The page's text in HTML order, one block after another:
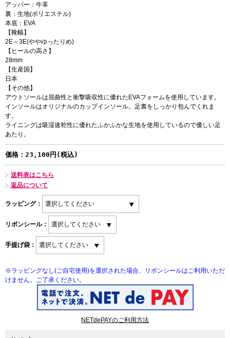
アッパー：牛革
裏：生地(ポリエステル)
本底：EVA
【靴幅】
2E～3E(ややゆったりめ)
【ヒールの高さ】
28mm
【生産国】
日本
【その他】
アウトソールは屈曲性と衝撃吸収性に優れたEVAフォームを使用しています。
インソールはオリジナルのカップインソール。足裏をしっかり包んでくれま
す。
ライニングは吸湿速乾性に優れたふかふかな生地を使用しているので優しい足
あたり。
価格： 23,100円(税込)
送料表はこちら
返品について
ラッピング：
リボンシール：
手提げ袋：
※ラッピングなし(ご自宅使用)を選択された場合、リボンシールはご利用いただ
けません。ご了承ください。
NETdePAYのご利用方法